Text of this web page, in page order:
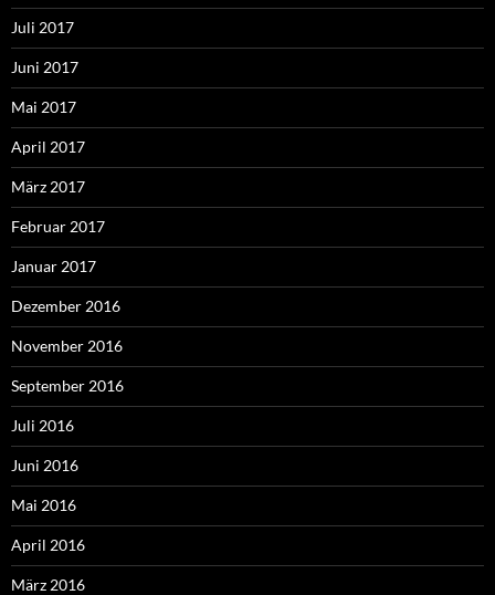
Juli 2017
Juni 2017
Mai 2017
April 2017
März 2017
Februar 2017
Januar 2017
Dezember 2016
November 2016
September 2016
Juli 2016
Juni 2016
Mai 2016
April 2016
März 2016